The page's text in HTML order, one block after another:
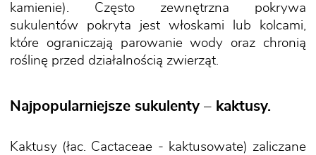
kamienie). Często zewnętrzna pokrywa
sukulentów pokryta jest włoskami lub kolcami,
które ograniczają parowanie wody oraz chronią
roślinę przed działalnością zwierząt.
Najpopularniejsze sukulenty – kaktusy.
Kaktusy (łac. Cactaceae - kaktusowate) zaliczane